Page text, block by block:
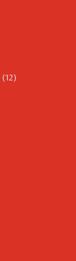
(12)